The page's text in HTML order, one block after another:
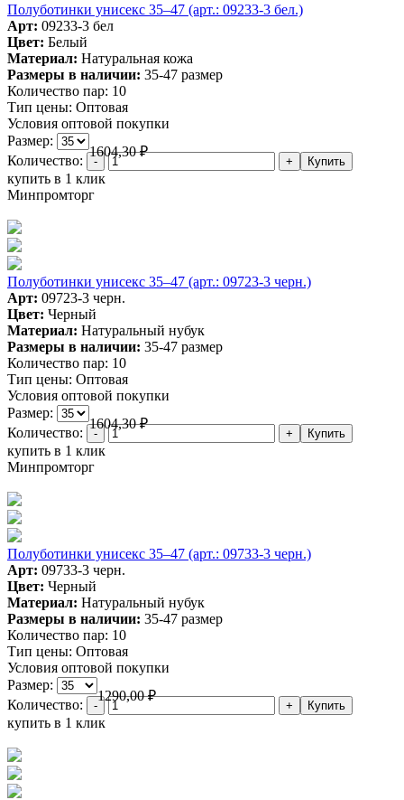
Полуботинки унисекс 35–47 (арт.: 09233-3 бел.)
Арт: 09233-3 бел
Цвет: Белый
Материал: Натуральная кожа
Размеры в наличии: 35-47 размер
Количество пар: 10
Тип цены: Оптовая
Условия оптовой покупки
Размер:
1604,30₽
Количество:
купить в 1 клик
Минпромторг
Полуботинки унисекс 35–47 (арт.: 09723-3 черн.)
Арт: 09723-3 черн.
Цвет: Черный
Материал: Натуральный нубук
Размеры в наличии: 35-47 размер
Количество пар: 10
Тип цены: Оптовая
Условия оптовой покупки
Размер:
1604,30₽
Количество:
купить в 1 клик
Минпромторг
Полуботинки унисекс 35–47 (арт.: 09733-3 черн.)
Арт: 09733-3 черн.
Цвет: Черный
Материал: Натуральный нубук
Размеры в наличии: 35-47 размер
Количество пар: 10
Тип цены: Оптовая
Условия оптовой покупки
Размер:
1290,00₽
Количество:
купить в 1 клик